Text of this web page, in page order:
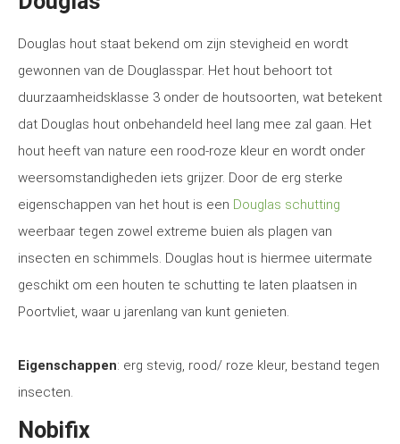
Douglas hout staat bekend om zijn stevigheid en wordt
gewonnen van de Douglasspar. Het hout behoort tot
duurzaamheidsklasse 3 onder de houtsoorten, wat betekent
dat Douglas hout onbehandeld heel lang mee zal gaan. Het
hout heeft van nature een rood-roze kleur en wordt onder
weersomstandigheden iets grijzer. Door de erg sterke
eigenschappen van het hout is een Douglas schutting
weerbaar tegen zowel extreme buien als plagen van
insecten en schimmels. Douglas hout is hiermee uitermate
geschikt om een houten te schutting te laten plaatsen in
Poortvliet, waar u jarenlang van kunt genieten.
Eigenschappen: erg stevig, rood/ roze kleur, bestand tegen
insecten.
Nobifix